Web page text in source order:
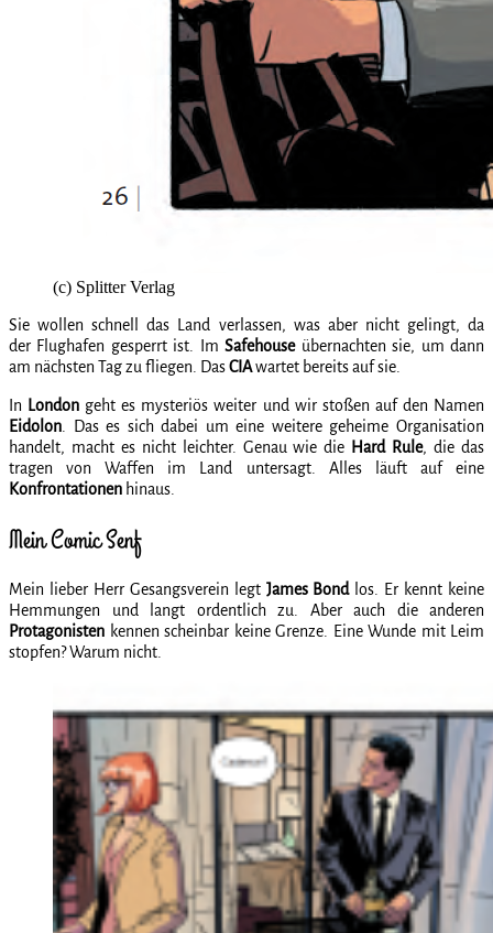
(c) Splitter Verlag
Sie wollen schnell das Land verlassen, was aber nicht gelingt, da
der Flughafen gesperrt ist. ImSafehouseübernachten sie, um dann
am nächsten Tag zu fliegen. DasCIAwartet bereits auf sie.
In London geht es mysteriös weiter und wir stoßen auf den Namen
Eidolon . Das es sich dabei um eine weitere geheime Organisation
handelt, macht es nicht leichter. Genau wie die Hard Rule, die das
tragen von Waffen im Land untersagt. Alles läuft auf eine
Konfrontationen hinaus.
Mein Comic Senf
Mein lieber Herr Gesangsverein legt James Bondlos. Er kennt keine
Hemmungen und langt ordentlich zu. Aber auch die anderen
Protagonisten kennen scheinbar keine Grenze. Eine Wunde mit Leim
stopfen? Warum nicht.